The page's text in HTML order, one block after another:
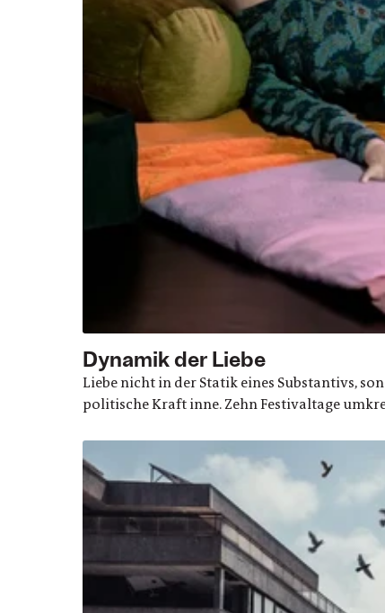
Dynamik der Liebe
Liebe nicht in der Statik eines Substantivs,
politische Kraft inne. Zehn Festivaltage